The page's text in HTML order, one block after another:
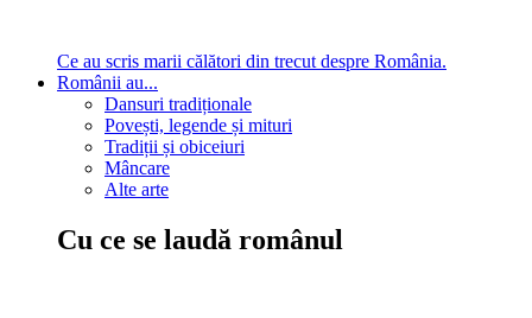
Ce au scris marii călători din trecut despre România.
Românii au...
Dansuri tradiționale
Povești, legende și mituri
Tradiții și obiceiuri
Mâncare
Alte arte
Cu ce se laudă românul